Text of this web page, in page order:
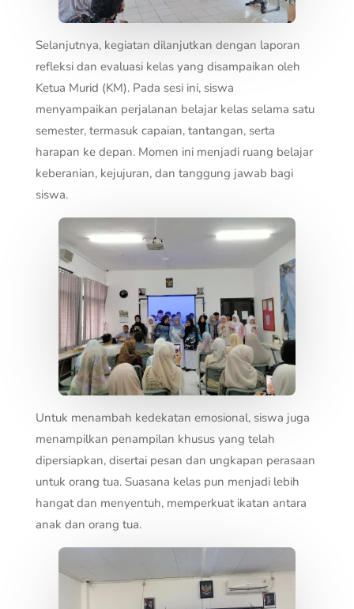
Selanjutnya, kegiatan dilanjutkan dengan laporan
refleksi dan evaluasi kelas yang disampaikan oleh
Ketua Murid (KM). Pada sesi ini, siswa
menyampaikan perjalanan belajar kelas selama satu
semester, termasuk capaian, tantangan, serta
harapan ke depan. Momen ini menjadi ruang belajar
keberanian, kejujuran, dan tanggung jawab bagi
siswa.
Untuk menambah kedekatan emosional, siswa juga
menampilkan penampilan khusus yang telah
dipersiapkan, disertai pesan dan ungkapan perasaan
untuk orang tua. Suasana kelas pun menjadi lebih
hangat dan menyentuh, memperkuat ikatan antara
anak dan orang tua.